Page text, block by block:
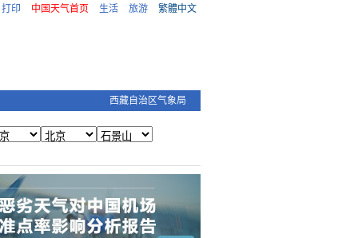
打印 中国天气首页 生活 旅游 繁體中文
西藏自治区气象局